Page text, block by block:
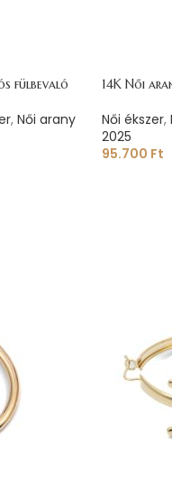
fülbevaló
, Női arany
14K Női
Női ékszer,
2025
95.700 Ft